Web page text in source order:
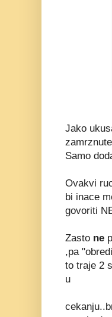
Jako
Samo
Ovakvi
bi inace
govoriti
Zasto ne
,pa
to traje 2
u